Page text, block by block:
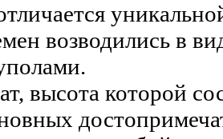
возводились в
высота которой